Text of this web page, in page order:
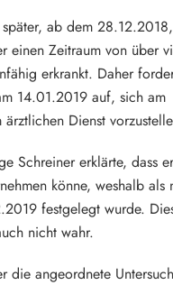
später, ab dem
einen Zeitraum von über
erkrankt. Daher
14.01.2019 auf, sich am
Dienst
Schreiner erklärte, dass
könne, weshalb als
festgelegt wurde.
nicht wahr.
die angeordnete